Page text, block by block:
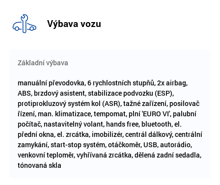
Výbava vozu
Základní výbava
manuální převodovka, 6 rychlostních stupňů, 2x airbag,
ABS, brzdový asistent, stabilizace podvozku (ESP),
protiprokluzový systém kol (ASR), tažné zařízení, posilovač
řízení, man. klimatizace, tempomat, plní 'EURO VI', palubní
počítač, nastavitelný volant, hands free, bluetooth, el.
přední okna, el. zrcátka, imobilizér, centrál dálkový, centrální
zamykání, start-stop systém, otáčkoměr, USB, autorádio,
venkovní teploměr, vyhřívaná zrcátka, dělená zadní sedadla,
tónovaná skla